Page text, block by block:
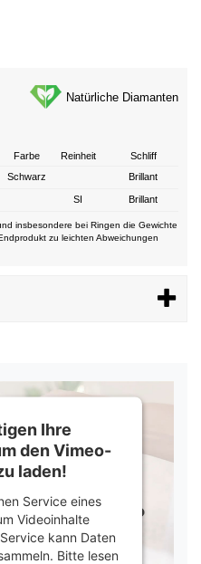
Natürliche Diamanten
Farbe Reinheit
Schliff
Schwarz Brillant
SI Brillant
insbesondere bei Ringen die Gewichte
zu leichten Abweichungen
Ihre
den Vimeo-
laden!
Service eines
Videoinhalte
kann Daten
Bitte lesen